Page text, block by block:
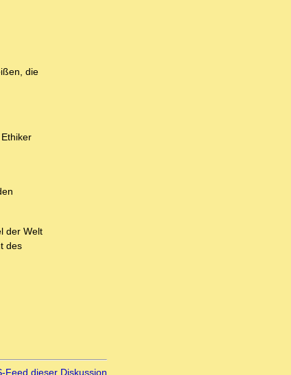
die
der Welt
des
Feed dieser Diskussion